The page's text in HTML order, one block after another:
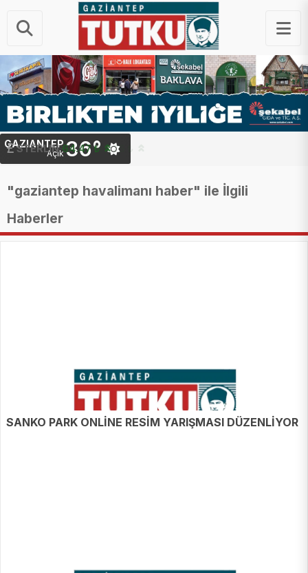
STERLIN 64.47 ₺
GAZIANTEP
Açık36°
"gaziantep havalimanı haber" ile İlgili
Haberler
SANKO PARK ONLİNE RESİM YARIŞMASI DÜZENLİYOR